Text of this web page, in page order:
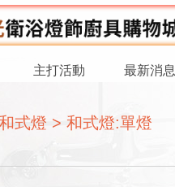
主打活動 最新消息
式燈 > 和式燈:單燈